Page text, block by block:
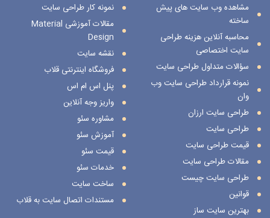
نمونه کار طراحی سایت
مقالات آموزشی Material
Design
نقشه سایت
فروشگاه اینترنتی قلاب
پنل اس ام اس
واریز وجه آنلاین
مشاوره سئو
آموزش سئو
قیمت سئو
خدمات سئو
ساخت سایت
مستندات اتصال سایت به قلاب
مشاهده وب سایت های پیش
ساخته
محاسبه آنلاین هزینه طراحی
سایت اختصاصی
سؤالات متداول طراحی سایت
نمونه قرارداد طراحی سایت وب
وان
طراحی سایت ارزان
طراحی سایت
قیمت طراحی سایت
مقالات طراحی سایت
طراحی سایت چیست
قوانین
بهترین سایت ساز